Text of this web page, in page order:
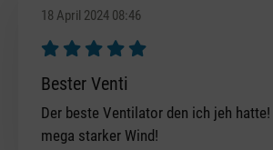
18 April 2024 08:46
Review with rating of 5 out of 5 stars
Bester Venti
Der beste Ventilator den ich jeh hatte!
mega starker Wind!